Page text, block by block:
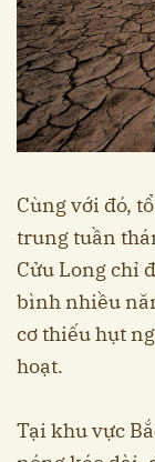
Cùng với đó,
trung tuần
Cửu Long chỉ
bình nhiều
cơ thiếu hụt
hoạt.
Tại khu vực